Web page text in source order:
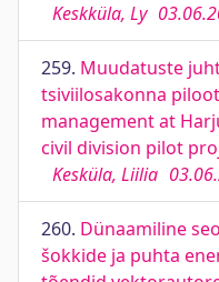
Keskküla, Ly
259. Muudatuste
tsiviilosakonna
management at
civil division pilot
Kesküla, Liilia
260. Dünaamiline
šokkide ja puhta